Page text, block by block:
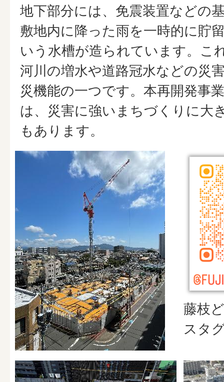
地下部分には、免震装置などの
敷地内に降った雨を一時的に貯
いう水槽が造られています。こ
河川の増水や道路冠水などの災
災機能の一つです。本再開発事
は、災害に強いまちづくりに大
もあります。
藤枝
スタ